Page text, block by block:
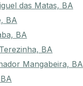
das Matas, BA
BA
BA
BA
Mangabeira, BA